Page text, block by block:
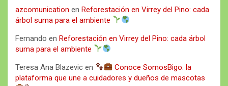
azcomunication en Reforestación en Virrey del Pino: cada
árbol suma para el ambiente
Fernando en Reforestación en Virrey del Pino: cada árbol
suma para el ambiente
Teresa Ana Blazevic en
Conoce SomosBigo: la
plataforma que une a cuidadores y dueños de mascotas